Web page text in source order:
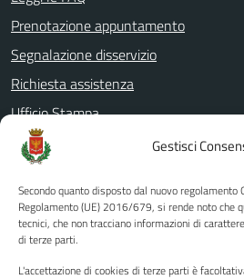
Gestisci
Secondo quanto disposto dal nuovo regolamento
Regolamento (UE) 2016/679, si rende noto che
tecnici, che non tracciano informazioni di
di terze parti.
L'accettazione di cookies di terze parti è
Prenotazione appuntamento
Segnalazione disservizio
Richiesta assistenza
Ufficio Stampa
Amministrazione Trasparente
Albo pretorio
Informativa privacy
Note legali